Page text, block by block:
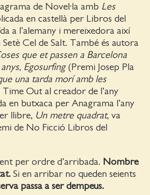
de Novel·la amb Les
en castellà per Libros del
a l’alemany i mereixedora així
Cel de Salt. També és autora
que et passen a Barcelona
, Egosurfing (Premi Josep Pla
una tarda morí amb les
Out al creador de l’any
en butxaca per Anagrama l’any
llibre, Un metre quadrat, va
de No Ficció Libros del
per ordre d’arribada. Nombre
Si en arribar no queden seients
passa a ser dempeus.